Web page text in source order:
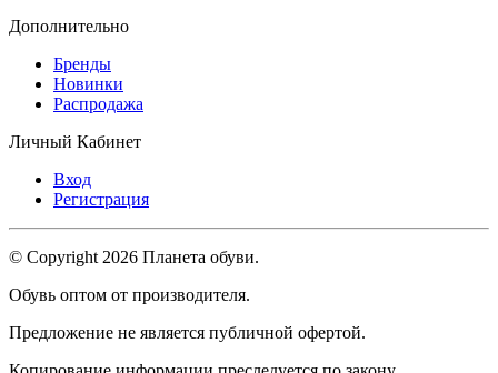
Дополнительно
Бренды
Новинки
Распродажа
Личный Кабинет
Вход
Регистрация
© Copyright 2026 Планета обуви.
Обувь оптом от производителя.
Предложение не является публичной офертой.